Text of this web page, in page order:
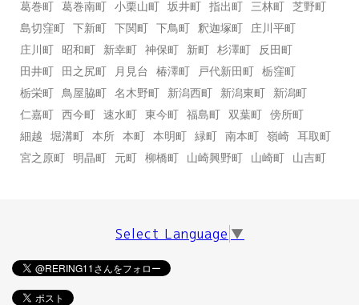
葛巻町
葛巻南町 小栗山町 坂井町 指出町 三林町
芝野町
島切窪町
下新町 下関町 下鳥町 釈迦塚町
庄川平町
庄川町
昭和町 新幸町 神保町 新町 杉澤町
反田町
田井町
田之尻町 月見台 椿澤町 戸代新田町
栃窪町
栃栄町
鳥屋脇町 名木野町 新潟西町 新潟東町
新潟町
仁嘉町
西今町 速水町 東今町 福島町 双葉町
傍所町
細越
堀溝町 本所 本町 本明町 緑町 南本町 嶺崎
耳取町
宮之原町
明晶町 元町 柳橋町 山崎興野町 山崎町 山吉町
Select Language ▼